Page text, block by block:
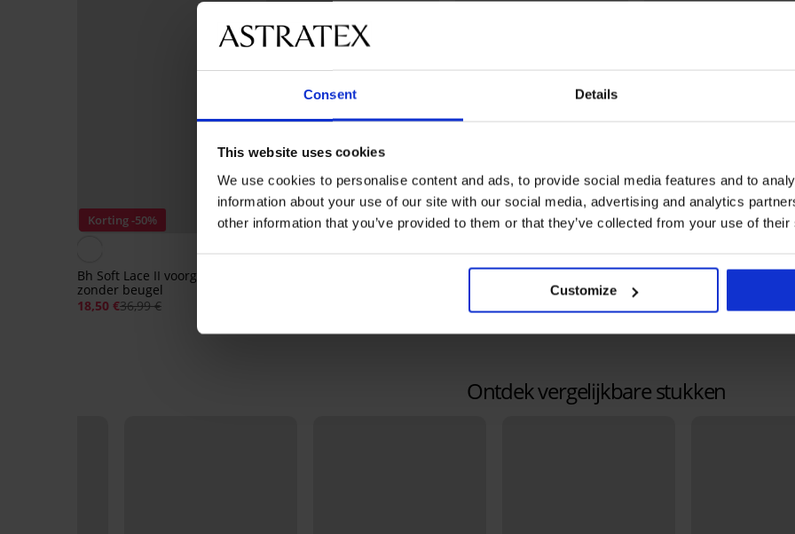
Consent Details
This website uses cookies
We use cookies to personalise content and ads, to provide social media features and to
information about your use of our site with our social media, advertising and analytics
other information that you’ve provided to them or that they’ve collected from your use of
Customize
Korting -50%
Bh Soft Lace II voorgevormd
zonder beugel
18,50 €36,99 €
-20% BRA20 Bestseller
Bh Push Perfect Bardot
67,99 €
Bestseller
Bh Simplicity T-Shirt Bra
Ontdek vergelijkbare stukken